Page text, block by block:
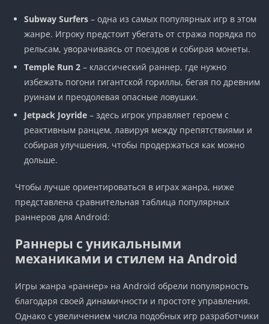
Subway Surfers – одна из самых популярных игр в этом
жанре. Игроку предстоит убегать от стража порядка по
рельсам, уворачиваясь от поездов и собирая монеты.
Temple Run 2 – классический раннер, где нужно
избежать погони гигантской гориллы, бегая по древним
руинам и преодолевая опасные ловушки.
Jetpack Joyride – здесь игрок управляет героем с
реактивным ранцем, лавируя между препятствиями и
собирая улучшения, чтобы продержаться как можно
дольше.
Чтобы лучше ориентироваться в играх жанра, ниже
представлена сравнительная таблица популярных
раннеров для Android:
Раннеры с уникальными
механиками и стилем на Android
Игры жанра «раннер» на Android обрели популярность
благодаря своей динамичности и простоте управления.
Однако с увеличением числа подобных игр разработчики